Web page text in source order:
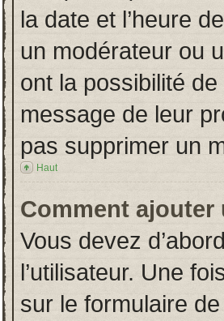
la date et l’heure
un modérateur ou
ont la possibilité
message de leur
pas supprimer un
Haut
Comment ajouter
Vous devez
l’utilisateur. Une
sur le formulaire